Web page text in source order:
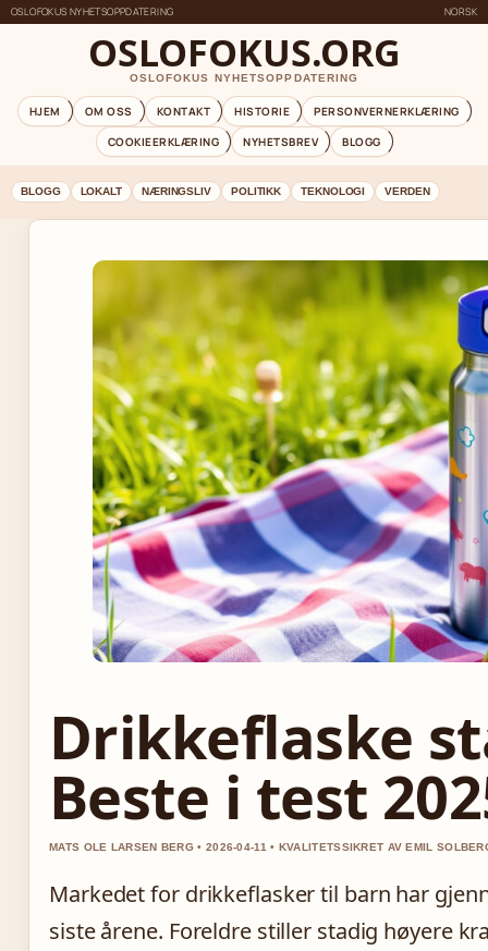
OSLOFOKUS NYHETSOPPDATERING NORSK
OSLOFOKUS.ORG
OSLOFOKUS NYHETSOPPDATERING
HJEM OM OSS KONTAKT HISTORIE
PERSONVERNERKLÆRING
COOKIEERKLÆRING
NYHETSBREV BLOGG
BLOGG LOKALT NÆRINGSLIV POLITIKK TEKNOLOGI VERDEN
Drikkeflaske
Beste i test
MATS OLE LARSEN BERG • 2026-04-11 • KVALITETSSIKRET AV EMIL
Markedet for drikkeflasker til barn har
siste årene. Foreldre stiller stadig høyere